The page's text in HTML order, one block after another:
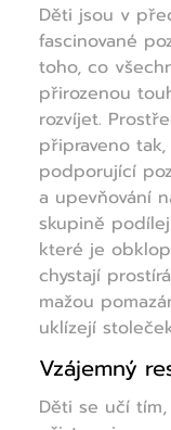
Děti jsou v
fascinované
toho, co
přirozenou
rozvíjet.
připraveno
podporující
a upevňování
skupině
které je
chystají
mažou
uklízejí
Vzájemný
Děti se učí